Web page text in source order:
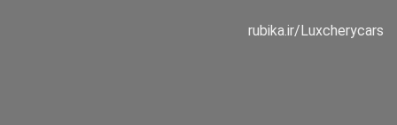
rubika.ir/Luxcherycars